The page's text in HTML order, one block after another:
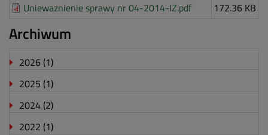
Uniewaznienie sprawy nr 04-2014-IZ.pdf
172.36 KB
Archiwum
2026 (1)
2025 (1)
2024 (2)
2022 (1)